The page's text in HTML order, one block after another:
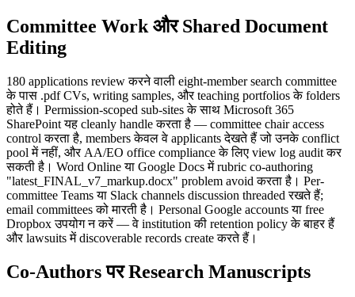
Committee Work और Shared Document
Editing
180 applications review करने वाली eight-member search committee
के पास .pdf CVs, writing samples, और teaching portfolios के folders
होते हैं। Permission-scoped sub-sites के साथ Microsoft 365
SharePoint यह cleanly handle करता है — committee chair access
control करता है, members केवल वे applicants देखते हैं जो उनके conflict
pool में नहीं, और AA/EO office compliance के लिए view log audit कर
सकती है। Word Online या Google Docs में rubric co-authoring
"latest_FINAL_v7_markup.docx" problem avoid करता है। Per-
committee Teams या Slack channels discussion threaded रखते हैं;
email committees को मारती है। Personal Google accounts या free
Dropbox उपयोग न करें — वे institution की retention policy के बाहर हैं
और lawsuits में discoverable records create करते हैं।
Co-Authors पर Research Manuscripts